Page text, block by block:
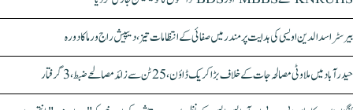
بیرسٹر اسدالدین اویسی کی ہدایت پر مندر میں صفائی کے انتظامات تیز، دیپیش راج ورما کا دورہ
حیدرآباد میں ملاوٹی مصالحہ جات کے خلاف بڑا کریک ڈاؤن، 25 ٹن سے زائد مصالحے ضبط، 3 گرفتار